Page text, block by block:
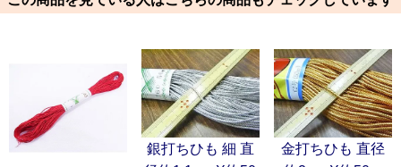
銀打ちひも 細 直
金打ちひも 直径